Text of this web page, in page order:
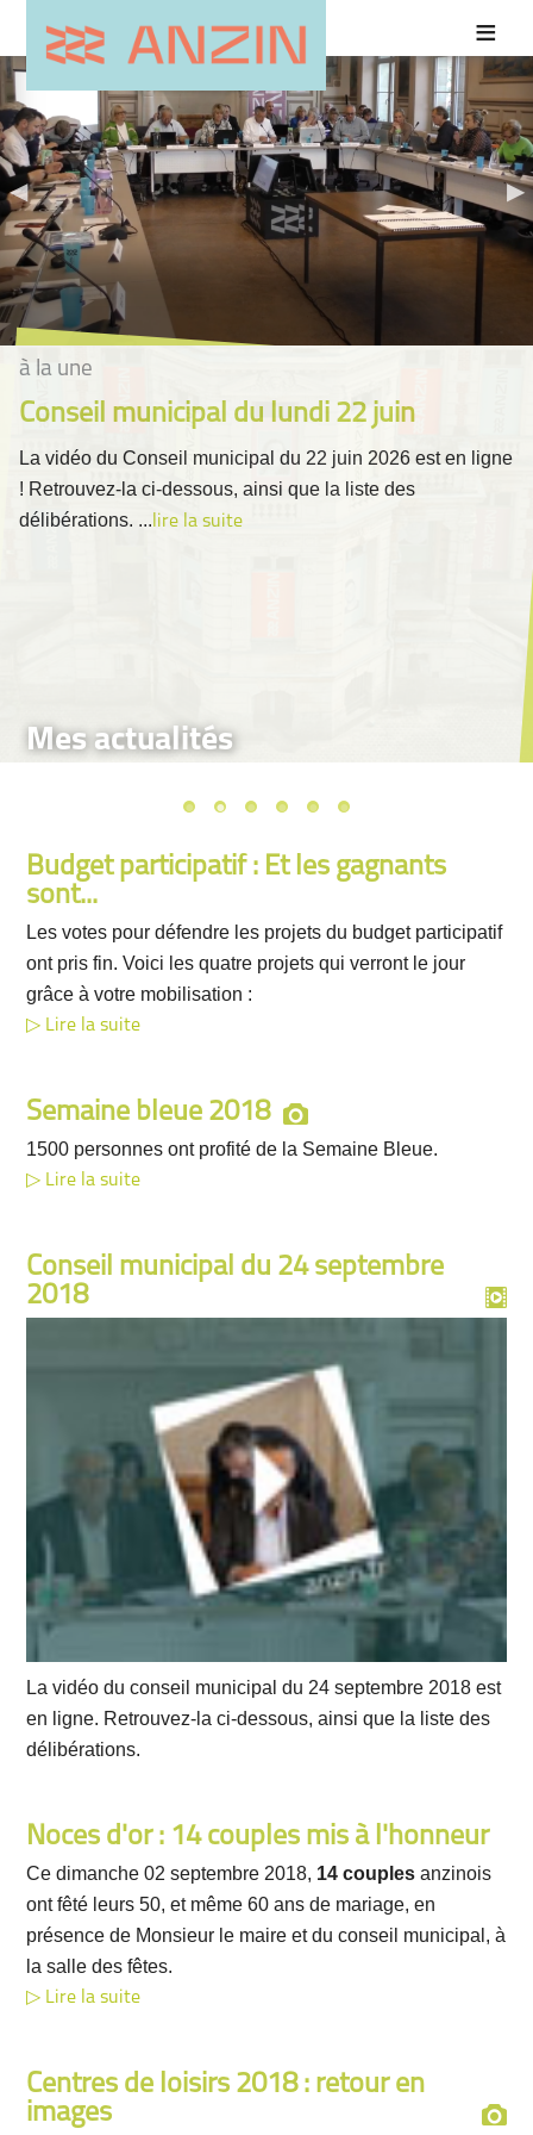
Mes actualités
à la une
Conseil municipal du lundi 22 juin
La vidéo du Conseil municipal du 22 juin 2026 est en ligne
! Retrouvez-la ci-dessous, ainsi que la liste des
délibérations. ... lire la suite
Budget participatif : Et les gagnants
sont...
Les votes pour défendre les projets du budget participatif
ont pris fin. Voici les quatre projets qui verront le jour
grâce à votre mobilisation :
Lire la suite
Semaine bleue 2018
1500 personnes ont profité de la Semaine Bleue.
Lire la suite
Conseil municipal du 24 septembre
2018
La vidéo du conseil municipal du 24 septembre 2018 est
en ligne. Retrouvez-la ci-dessous, ainsi que la liste des
délibérations.
Noces d'or : 14 couples mis à l'honneur
Ce dimanche 02 septembre 2018, 14 couples anzinois
ont fêté leurs 50, et même 60 ans de mariage, en
présence de Monsieur le maire et du conseil municipal, à
la salle des fêtes.
Lire la suite
Centres de loisirs 2018 : retour en
images